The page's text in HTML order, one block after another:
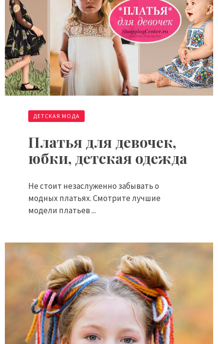
ДЕТСКАЯ МОДА
Платья для девочек,
юбки, детская одежда
Не стоит незаслуженно забывать о
модных платьях. Смотрите лучшие
модели платьев ...